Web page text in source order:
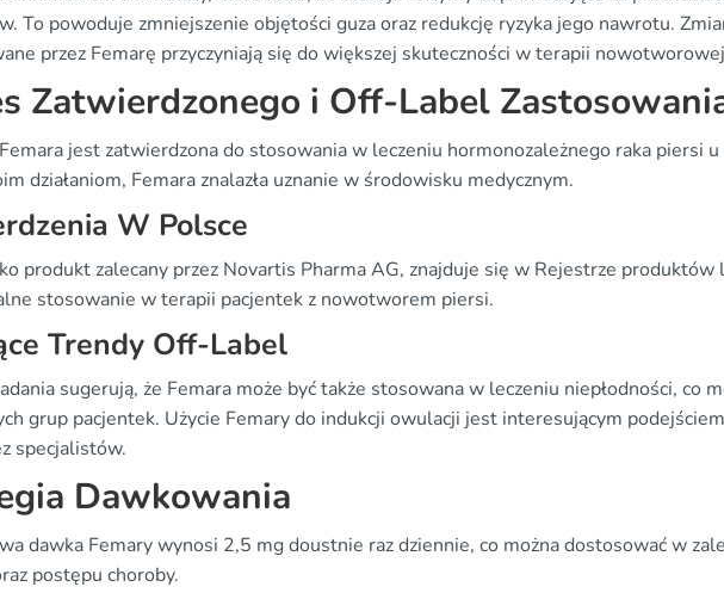
To powoduje zmniejszenie objętości guza oraz redukcję ryzyka jego nawrotu.
przez Femarę przyczyniają się do większej skuteczności w terapii
Zatwierdzonego i Off-Label
jest zatwierdzona do stosowania w leczeniu hormonozależnego raka piersi
działaniom, Femara znalazła uznanie w środowisku medycznym.
W Polsce
produkt zalecany przez Novartis Pharma AG, znajduje się w Rejestrze produktów
stosowanie w terapii pacjentek z nowotworem piersi.
Trendy Off-Label
sugerują, że Femara może być także stosowana w leczeniu niepłodności, co
grup pacjentek. Użycie Femary do indukcji owulacji jest interesującym
specjalistów.
Dawkowania
dawka Femary wynosi 2,5 mg doustnie raz dziennie, co można dostosować w
postępu choroby.